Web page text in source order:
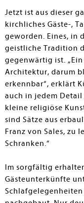
Jetzt ist aus dieser
kirchliches Gäste-,
geworden. Eines, in
geistliche Tradition
gegenwärtig ist.
Architektur, darum
erkennbar“, erklärt
auch in jedem
kleine religiöse
sind Sätze aus
Franz von Sales, zu
Schranken.“
Im sorgfältig
Gästeunterkünfte
Schlafgelegenheiten